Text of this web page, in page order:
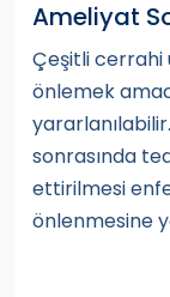
Ameliyat
Çeşitli cerrahi
önlemek
sonrasında
ettirilmesi
önlenmesine